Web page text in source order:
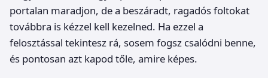
portalan maradjon, de a beszáradt, ragadós foltokat
továbbra is kézzel kell kezelned. Ha ezzel a
felosztással tekintesz rá, sosem fogsz csalódni benne,
és pontosan azt kapod tőle, amire képes.